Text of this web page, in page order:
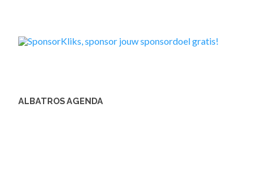
ALBATROS AGENDA